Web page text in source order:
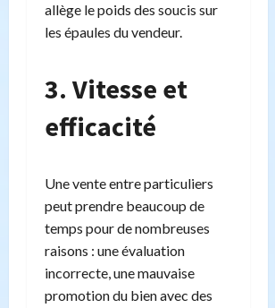
allège le poids des soucis sur
les épaules du vendeur.
3. Vitesse et
efficacité
Une vente entre particuliers
peut prendre beaucoup de
temps pour de nombreuses
raisons : une évaluation
incorrecte, une mauvaise
promotion du bien avec des